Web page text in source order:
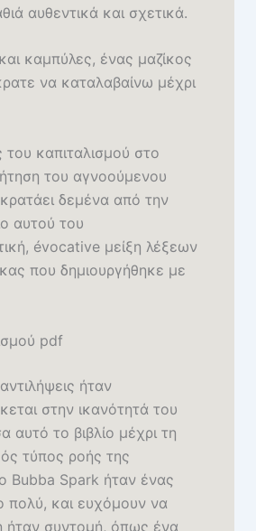
αυθεντικά και σχετικά.
καμπύλες, ένας μαζίκος
να καταλαβαίνω μέχρι
του καπιταλισμού στο
του αγνοούμενου
δεμένα από την
αυτού του
évocative μείξη λέξεων
που δημιουργήθηκε με
pdf
ήταν
στην ικανότητά του
αυτό το βιβλίο μέχρι τη
τύπος ροής της
Bubba Spark ήταν ένας
πολύ, και ευχόμουν να
ήταν συντομή, όπως ένα